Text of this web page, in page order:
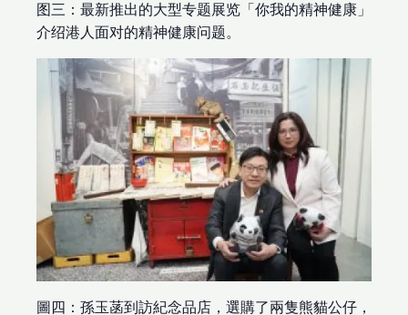
图三：最新推出的大型专题展览「你我的精神健康」
介绍港人面对的精神健康问题。
圖四：孫玉菡到訪紀念品店，選購了兩隻熊貓公仔，